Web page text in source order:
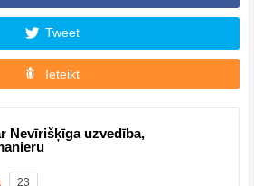
Tweet
Ieteikt
Nevīrišķīga uzvedība,
23